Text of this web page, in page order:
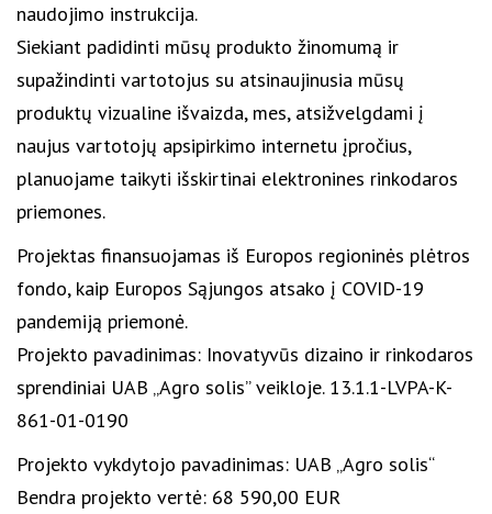
naudojimo instrukcija.
Siekiant padidinti mūsų produkto žinomumą ir
supažindinti vartotojus su atsinaujinusia mūsų
produktų vizualine išvaizda, mes, atsižvelgdami į
naujus vartotojų apsipirkimo internetu įpročius,
planuojame taikyti išskirtinai elektronines rinkodaros
priemones.
Projektas finansuojamas iš Europos regioninės plėtros
fondo, kaip Europos Sąjungos atsako į COVID-19
pandemiją priemonė.
Projekto pavadinimas: Inovatyvūs dizaino ir rinkodaros
sprendiniai UAB „Agro solis” veikloje. 13.1.1-LVPA-K-
861-01-0190
Projekto vykdytojo pavadinimas: UAB „Agro solis“
Bendra projekto vertė: 68 590,00 EUR